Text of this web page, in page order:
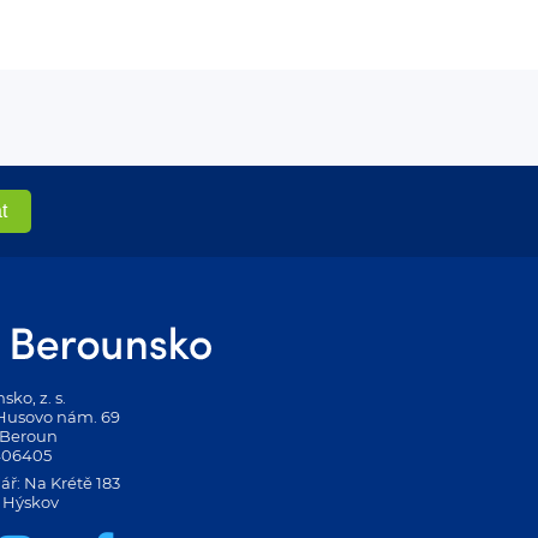
z. s.
nám. 69
Na Krétě 183